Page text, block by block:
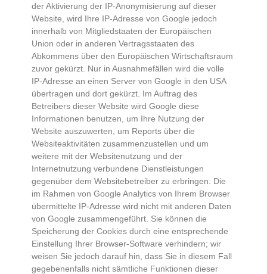
der Aktivierung der IP-Anonymisierung auf dieser
Website, wird Ihre IP-Adresse von Google jedoch
innerhalb von Mitgliedstaaten der Europäischen
Union oder in anderen Vertragsstaaten des
Abkommens über den Europäischen Wirtschaftsraum
zuvor gekürzt. Nur in Ausnahmefällen wird die volle
IP-Adresse an einen Server von Google in den USA
übertragen und dort gekürzt. Im Auftrag des
Betreibers dieser Website wird Google diese
Informationen benutzen, um Ihre Nutzung der
Website auszuwerten, um Reports über die
Websiteaktivitäten zusammenzustellen und um
weitere mit der Websitenutzung und der
Internetnutzung verbundene Dienstleistungen
gegenüber dem Websitebetreiber zu erbringen. Die
im Rahmen von Google Analytics von Ihrem Browser
übermittelte IP-Adresse wird nicht mit anderen Daten
von Google zusammengeführt. Sie können die
Speicherung der Cookies durch eine entsprechende
Einstellung Ihrer Browser-Software verhindern; wir
weisen Sie jedoch darauf hin, dass Sie in diesem Fall
gegebenenfalls nicht sämtliche Funktionen dieser